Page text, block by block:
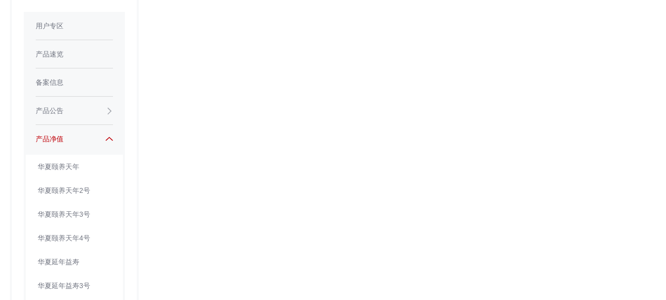
用户专区
产品速览
备案信息
产品公告
产品净值
华夏颐养天年
华夏颐养天年2号
华夏颐养天年3号
华夏颐养天年4号
华夏延年益寿
华夏延年益寿3号